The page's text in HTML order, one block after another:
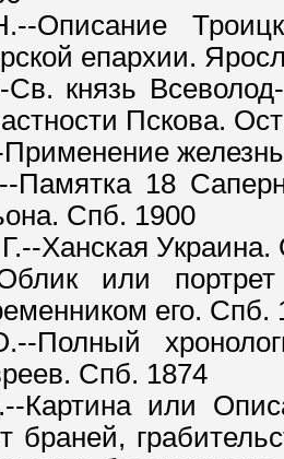
епархии.
князь
Пскова.
18
Спб. 1900
Ханская Украина.
или портрет
его. Спб.
Полный
Спб. 1874
Картина или
браней,